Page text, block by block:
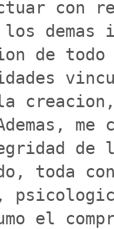
con
demas
de
de
toda
el